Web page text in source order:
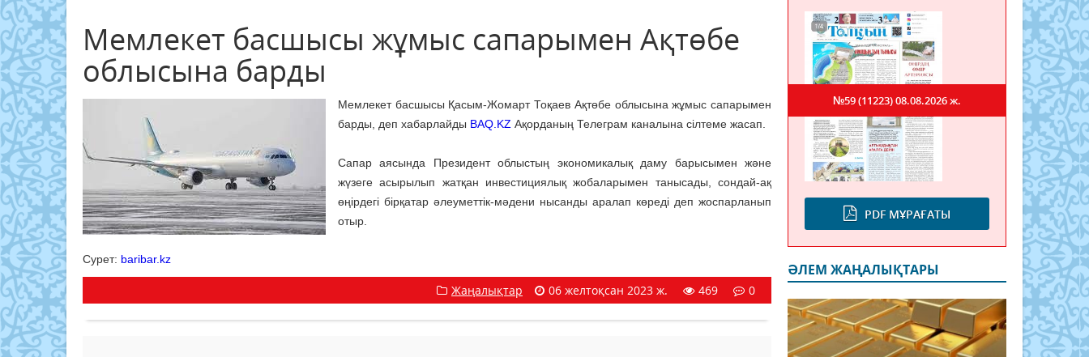
Мемлекет басшысы жұмыс сапарымен Ақтөбе
облысына барды
Мемлекет басшысы Қасым-Жомарт Тоқаев Ақтөбе облысына жұмыс сапарымен
барды, деп хабарлайды BAQ.KZ Ақорданың Телеграм каналына сілтеме жасап.
Сапар аясында Президент облыстың экономикалық даму барысымен және
жүзеге асырылып жатқан инвестициялық жобаларымен танысады, сондай-ақ
өңірдегі бірқатар әлеуметтік-мәдени нысанды аралап көреді деп жоспарланып
отыр.
Сурет: baribar.kz
Жаңалықтар 06 желтоқсан 2023 ж. 469 0
PDF МҰРАҒАТЫ
№59 (11223)08.08.2026 ж.
ӘЛЕМ ЖАҢАЛЫҚТАРЫ